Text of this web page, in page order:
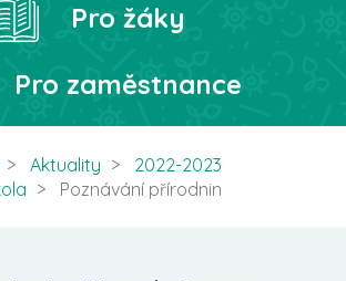
t
Pro žáky
Pro zaměstnance
Aktuality
2022-2023
Poznávání přírodnin